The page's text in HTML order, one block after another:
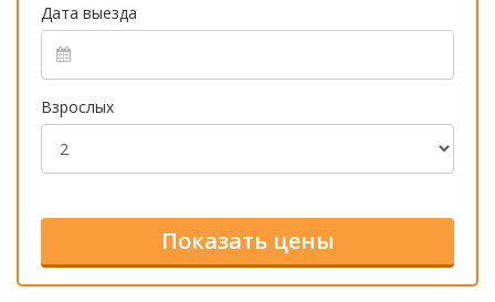
Дата выезда
Взрослых